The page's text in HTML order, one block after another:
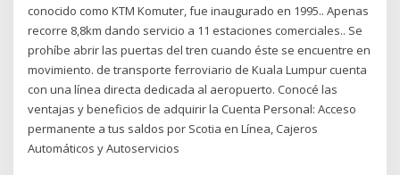
conocido como KTM Komuter, fue inaugurado en 1995.. Apenas
recorre 8,8km dando servicio a 11 estaciones comerciales.. Se
prohíbe abrir las puertas del tren cuando éste se encuentre en
movimiento. de transporte ferroviario de Kuala Lumpur cuenta
con una línea directa dedicada al aeropuerto. Conocé las
ventajas y beneficios de adquirir la Cuenta Personal: Acceso
permanente a tus saldos por Scotia en Línea, Cajeros
Automáticos y Autoservicios